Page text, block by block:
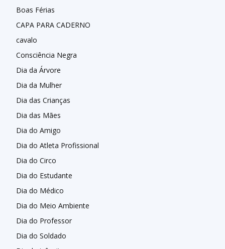
Boas Férias
CAPA PARA CADERNO
cavalo
Consciência Negra
Dia da Árvore
Dia da Mulher
Dia das Crianças
Dia das Mães
Dia do Amigo
Dia do Atleta Profissional
Dia do Circo
Dia do Estudante
Dia do Médico
Dia do Meio Ambiente
Dia do Professor
Dia do Soldado